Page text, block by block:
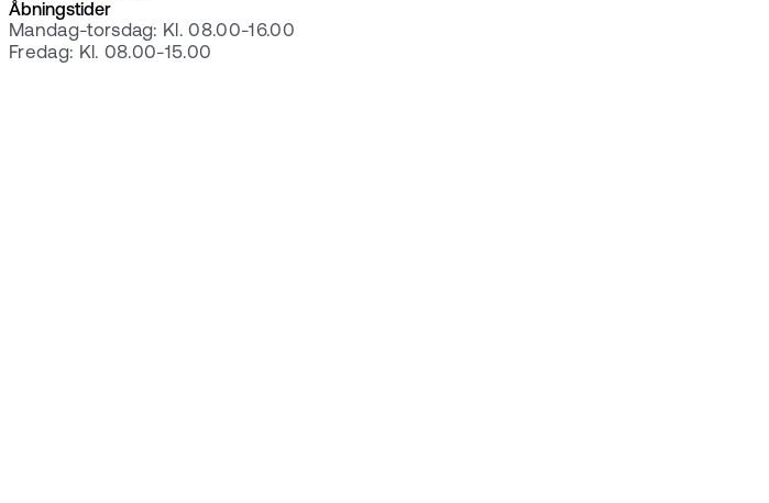
Åbningstider
Mandag-torsdag: Kl. 08.00-16.00
Fredag: Kl. 08.00-15.00